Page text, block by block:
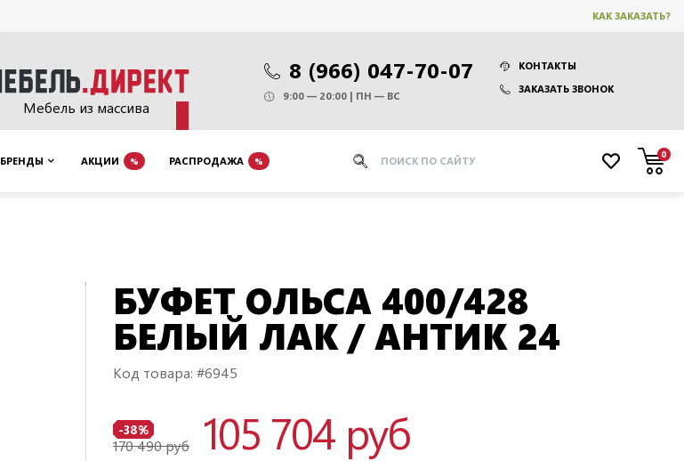
КАК ЗАКАЗАТЬ?
Мебель из массива
8 (966) 047-70-07
КОНТАКТЫ
ЗАКАЗАТЬ ЗВОНОК
9:00 — 20:00 | ПН — ВС
БРЕНДЫ АКЦИИ % РАСПРОДАЖА %
0
БУФЕТ ОЛЬСА 400/428
БЕЛЫЙ ЛАК / АНТИК 24
Код товара: #6945
-38%
170 490 руб 105 704 руб